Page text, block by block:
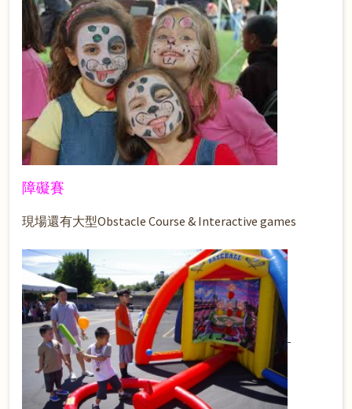
障礙賽
現場還有大型Obstacle Course & Interactive games